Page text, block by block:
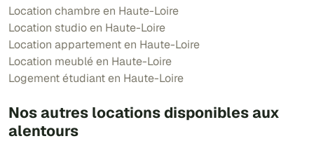
Location chambre en Haute-Loire
Location studio en Haute-Loire
Location appartement en Haute-Loire
Location meublé en Haute-Loire
Logement étudiant en Haute-Loire
Nos autres locations disponibles aux
alentours